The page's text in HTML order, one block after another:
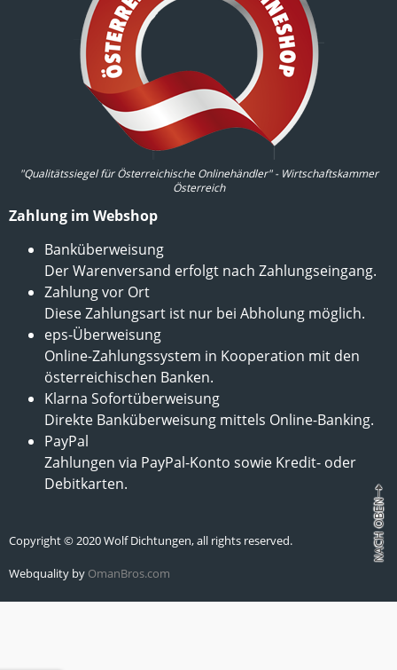
"Qualitätssiegel für Österreichische Onlinehändler" - Wirtschaftskammer
Österreich
Zahlung im Webshop
Banküberweisung
Der Warenversand erfolgt nach Zahlungseingang.
Zahlung vor Ort
Diese Zahlungsart ist nur bei Abholung möglich.
eps-Überweisung
Online-Zahlungssystem in Kooperation mit den
österreichischen Banken.
Klarna Sofortüberweisung
Direkte Banküberweisung mittels Online-Banking.
PayPal
Zahlungen via PayPal-Konto sowie Kredit- oder
Debitkarten.
Copyright © 2020 Wolf Dichtungen, all rights reserved.
Webquality by OmanBros.com